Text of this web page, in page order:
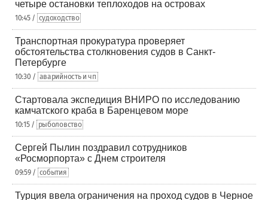
четыре остановки теплоходов на островах
10:45 / судоходство
Транспортная прокуратура проверяет
обстоятельства столкновения судов в Санкт-
Петербурге
10:30 / аварийность и чп
Стартовала экспедиция ВНИРО по исследованию
камчатского краба в Баренцевом море
10:15 / рыболовство
Сергей Пылин поздравил сотрудников
«Росморпорта» с Днем строителя
09:59 / события
Турция ввела ограничения на проход судов в Черное